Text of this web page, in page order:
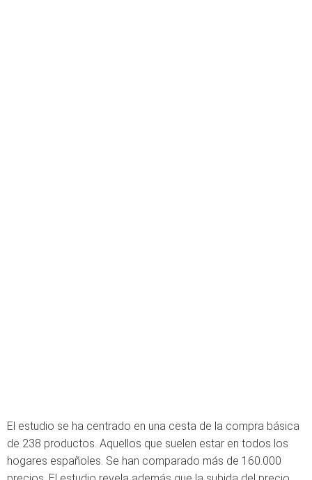
El estudio se ha centrado en una cesta de la compra básica
de 238 productos. Aquellos que suelen estar en todos los
hogares españoles. Se han comparado más de 160.000